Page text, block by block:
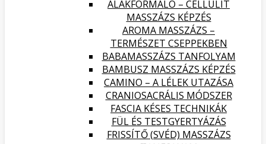
ALAKFORMÁLÓ – CELLULIT
MASSZÁZS KÉPZÉS
AROMA MASSZÁZS –
TERMÉSZET CSEPPEKBEN
BABAMASSZÁZS TANFOLYAM
BAMBUSZ MASSZÁZS KÉPZÉS
CAMINO – A LÉLEK UTAZÁSA
CRANIOSACRÁLIS MÓDSZER
FASCIA KÉSES TECHNIKÁK
FÜL ÉS TESTGYERTYÁZÁS
FRISSÍTŐ (SVÉD) MASSZÁZS